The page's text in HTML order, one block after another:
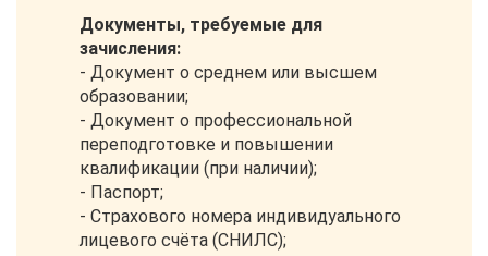
Документы, требуемые для
зачисления:
- Документ о среднем или высшем
образовании;
- Документ о профессиональной
переподготовке и повышении
квалификации (при наличии);
- Паспорт;
- Страхового номера индивидуального
лицевого счёта (СНИЛС);